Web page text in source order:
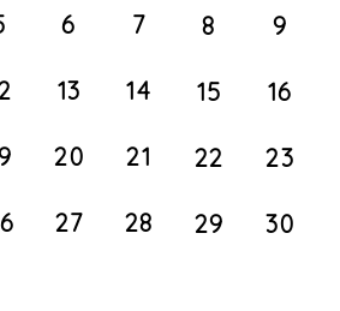
6 7 8 9
13 14 15 16
20 21 22 23
27 28 29 30